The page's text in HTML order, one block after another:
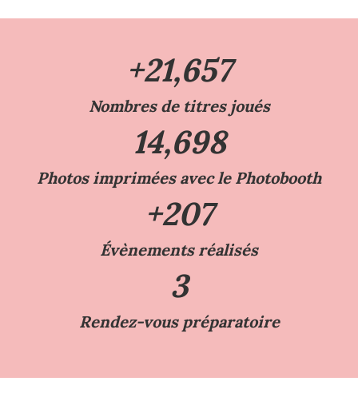
Nombres de titres joués
+21,657
Photos imprimées avec le Photobooth
14,698
Évènements réalisés
+207
Rendez-vous préparatoire
3